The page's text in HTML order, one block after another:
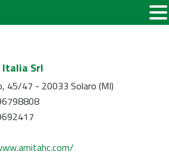
Srl
45/47 - 20033 Solaro (MI)